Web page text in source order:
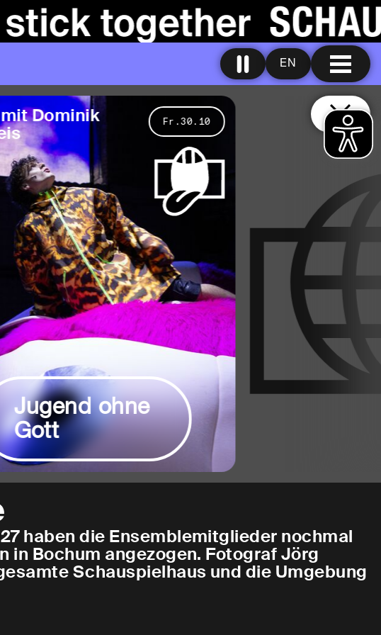
EN
tDominik
Fr.30.10
ohne
haben die Ensemblemitglieder nochmal
in Bochum angezogen. Fotograf Jörg
Schauspielhaus und die Umgebung